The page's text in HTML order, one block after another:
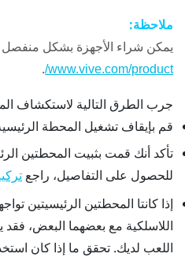
ملاحظة:
يمكن شراء الأجهزة بشكل
www.vive.com/product/
.
جرب الطرق التالية لاستكشاف
قم بإيقاف تشغيل المحطة
تأكد أنك قمت بثبيت المحطتين
للحصول على التفاصيل، راجع
إذا كانتا المحطتين الرئيسيتين
اللاسلكية مع بعضهما البعض،
اللعب لديك. تحقق ما إذا كان